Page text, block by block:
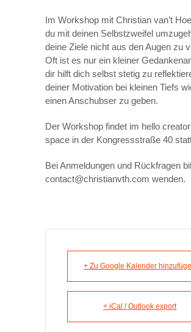
Im Workshop mit Christian van’t
du mit deinen Selbstzweifel
deine Ziele nicht aus den Augen zu
Oft ist es nur ein kleiner
dir hilft dich selbst stetig zu
deiner Motivation bei kleinen Tiefs
einen Anschubser zu geben.
Der Workshop findet im hello
space in der Kongressstraße 40
Bei Anmeldungen und Rückfragen
contact@christianvth.com wenden.
+ Zu Google Kalender
+ iCal / Outlook export